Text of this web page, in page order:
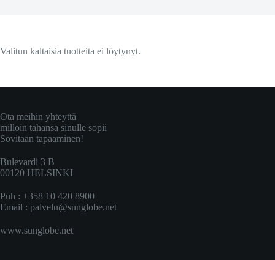
Valitun kaltaisia tuotteita ei löytynyt.
Ota meihin yhteyttä
milloin tahansa sinulle sopii
Sovitaan tapaaminen!
Bulevardi 3 B
00120 HELSINKI
Puh : +358 10 420 8900
Email : palvelu@sunglobe.net
www.sunglobe.net